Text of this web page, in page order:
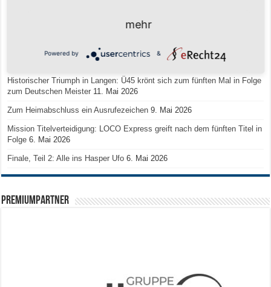
Regionalliga-Meister SV Haspe 70 12. Mai 2026
Historischer Triumph in Langen: Ü45 krönt sich zum fünften Mal in Folge
zum Deutschen Meister 11. Mai 2026
Zum Heimabschluss ein Ausrufezeichen 9. Mai 2026
Mission Titelverteidigung: LOCO Express greift nach dem fünften Titel in
Folge 6. Mai 2026
Finale, Teil 2: Alle ins Hasper Ufo 6. Mai 2026
PREMIUMPARTNER
mehr
Powered by &